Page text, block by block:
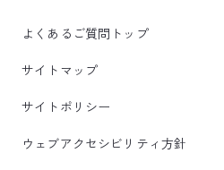
よくあるご質問トップ
サイトマップ
サイトポリシー
ウェブアクセシビリティ方針